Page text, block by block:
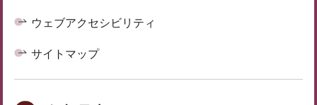
ウェブアクセシビリティ
サイトマップ